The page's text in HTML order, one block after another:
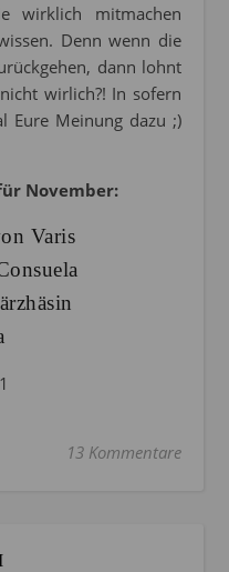
wirklich mitmachen
Denn wenn die
dann lohnt
wirlich?! In sofern
Eure Meinung dazu ;)
November:
Varis
13 Kommentare